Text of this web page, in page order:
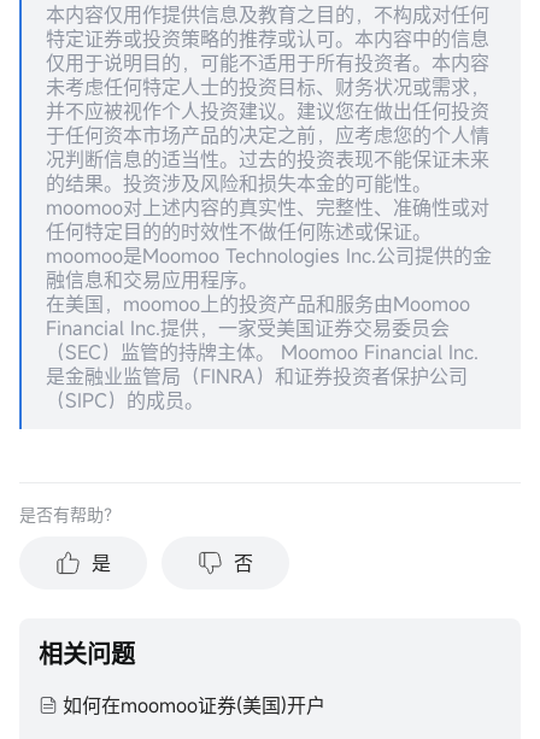
本内容仅用作提供信息及教育之目的，不构成对任何
特定证券或投资策略的推荐或认可。本内容中的信息
仅用于说明目的，可能不适用于所有投资者。本内容
未考虑任何特定人士的投资目标、财务状况或需求，
并不应被视作个人投资建议。建议您在做出任何投资
于任何资本市场产品的决定之前，应考虑您的个人情
况判断信息的适当性。过去的投资表现不能保证未来
的结果。投资涉及风险和损失本金的可能性。
moomoo对上述内容的真实性、完整性、准确性或对
任何特定目的的时效性不做任何陈述或保证。
moomoo是Moomoo Technologies Inc.公司提供的金
融信息和交易应用程序。
在美国，moomoo上的投资产品和服务由Moomoo
Financial Inc.提供，一家受美国证券交易委员会
（SEC）监管的持牌主体。 Moomoo Financial Inc.
是金融业监管局（FINRA）和证券投资者保护公司
（SIPC）的成员。
是否有帮助？
是 否
相关问题
如何在moomoo证券(美国)开户